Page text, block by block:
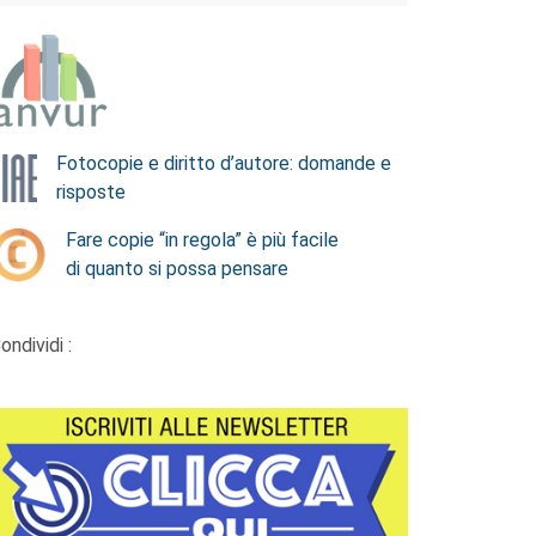
Fotocopie e diritto d’autore: domande e
risposte
Fare copie “in regola” è più facile
di quanto si possa pensare
: